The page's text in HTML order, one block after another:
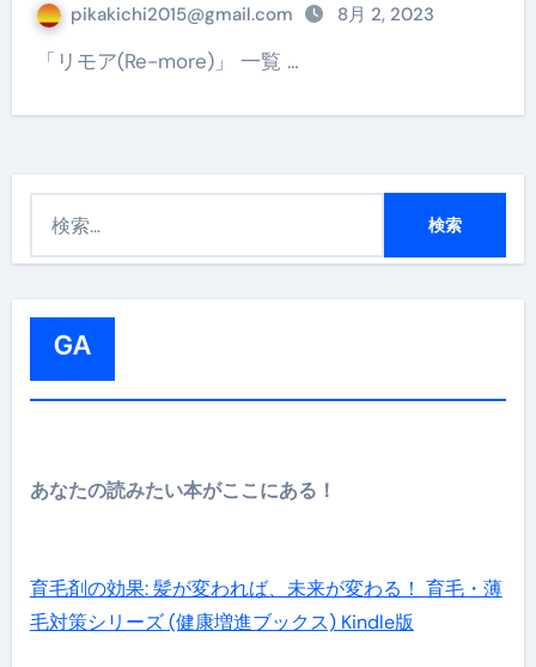
pikakichi2015@gmail.com 8月 2, 2023
「リモア(Re-more)」 一覧 …
GA
あなたの読みたい本がここにある！
育毛剤の効果: 髪が変われば、未来が変わる！ 育毛・薄
毛対策シリーズ (健康増進ブックス) Kindle版